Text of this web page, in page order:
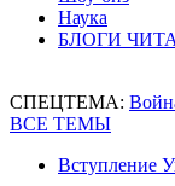
Наука
БЛОГИ
СПЕЦТЕМА:
ВСЕ ТЕМЫ
Вступление